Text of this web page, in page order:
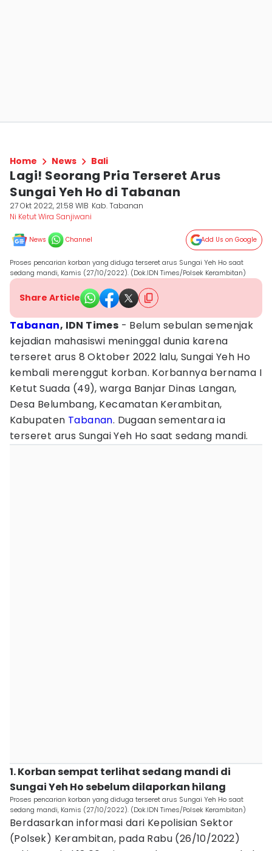
Home News Bali
Lagi! Seorang Pria Terseret Arus
Sungai Yeh Ho di Tabanan
27 Okt 2022, 21:58 WIB Kab. Tabanan
Ni Ketut Wira Sanjiwani
News Channel Add Us on Google
Proses pencarian korban yang diduga terseret arus Sungai Yeh Ho saat
sedang mandi, Kamis (27/10/2022). (Dok.IDN Times/Polsek Kerambitan)
Share Article
Tabanan, IDN Times - Belum sebulan semenjak
kejadian mahasiswi meninggal dunia karena
terseret arus 8 Oktober 2022 lalu, Sungai Yeh Ho
kembali merenggut korban. Korbannya bernama I
Ketut Suada (49), warga Banjar Dinas Langan,
Desa Belumbang, Kecamatan Kerambitan,
Kabupaten Tabanan. Dugaan sementara ia
terseret arus Sungai Yeh Ho saat sedang mandi.
1. Korban sempat terlihat sedang mandi di
Sungai Yeh Ho sebelum dilaporkan hilang
Proses pencarian korban yang diduga terseret arus Sungai Yeh Ho saat
sedang mandi, Kamis (27/10/2022). (Dok.IDN Times/Polsek Kerambitan)
Berdasarkan informasi dari Kepolisian Sektor
(Polsek) Kerambitan, pada Rabu (26/10/2022)